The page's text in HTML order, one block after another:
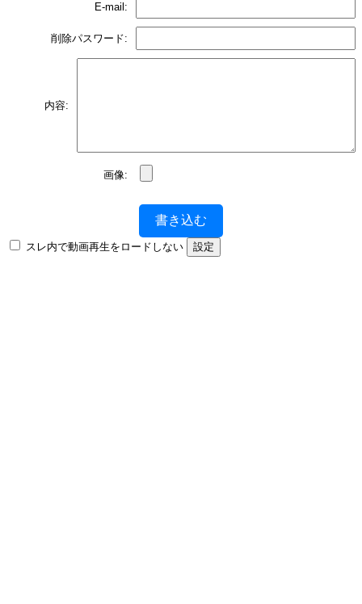
E-mail:
削除パスワード:
内容:
画像:
書き込む
スレ内で動画再生をロードしない